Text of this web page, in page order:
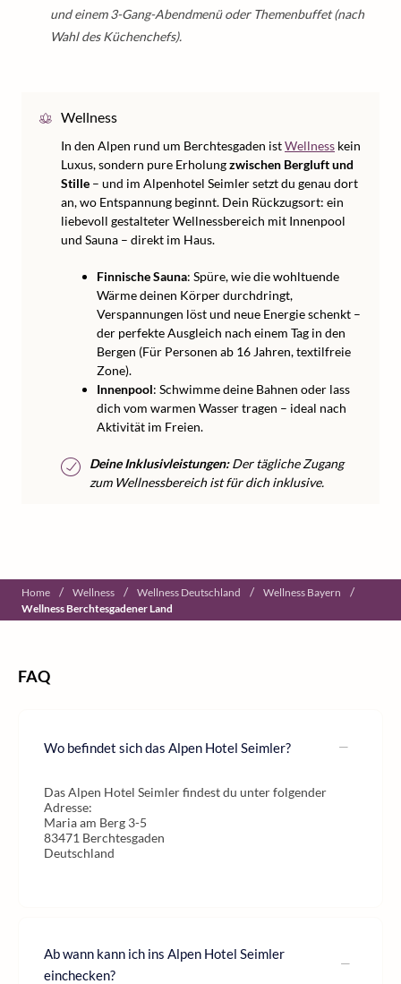
und einem 3-Gang-Abendmenü oder Themenbuffet (nach
Wahl des Küchenchefs).
Wellness
In den Alpen rund um Berchtesgaden istWellness kein
Luxus, sondern pure Erholungzwischen Bergluft und
Stille – und im Alpenhotel Seimler setzt du genau dort
an, wo Entspannung beginnt. Dein Rückzugsort: ein
liebevoll gestalteter Wellnessbereich mit Innenpool
und Sauna – direkt im Haus.
Finnische Sauna: Spüre, wie die wohltuende
Wärme deinen Körper durchdringt,
Verspannungen löst und neue Energie schenkt –
der perfekte Ausgleich nach einem Tag in den
Bergen (Für Personen ab 16 Jahren, textilfreie
Zone).
Innenpool: Schwimme deine Bahnen oder lass
dich vom warmen Wasser tragen – ideal nach
Aktivität im Freien.
Deine Inklusivleistungen:Der tägliche Zugang
zum Wellnessbereich ist für dich inklusive.
Home / Wellness / Wellness Deutschland / Wellness Bayern /
Wellness Berchtesgadener Land
FAQ
Wo befindet sich das Alpen Hotel Seimler?
Das Alpen Hotel Seimler findest du unter folgender
Adresse:
Maria am Berg 3-5
83471 Berchtesgaden
Deutschland
Ab wann kann ich ins Alpen Hotel Seimler
einchecken?